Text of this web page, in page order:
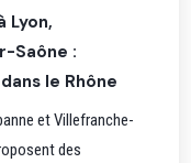
Lyon,
Saône :
le Rhône
et Villefranche-
des